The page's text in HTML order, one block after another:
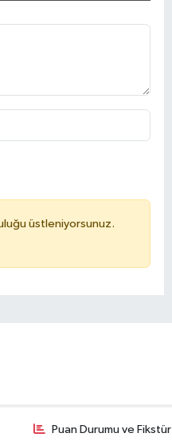
üstleniyorsunuz.
Puan Durumu ve Fikstür